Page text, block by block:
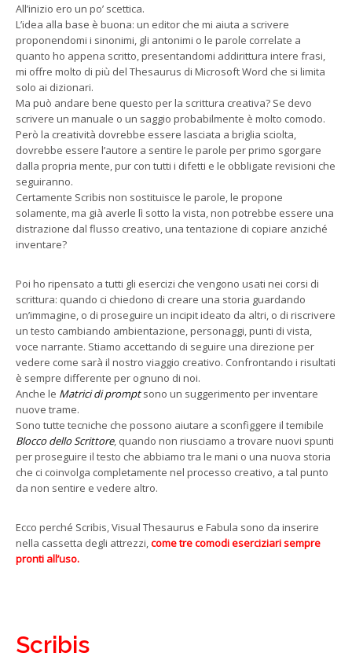
All’inizio ero un po’ scettica.
L’idea alla base è buona: un editor che mi aiuta a scrivere
proponendomi i sinonimi, gli antonimi o le parole correlate a
quanto ho appena scritto, presentandomi addirittura intere frasi,
mi offre molto di più del Thesaurus di Microsoft Word che si limita
solo ai dizionari.
Ma può andare bene questo per la scrittura creativa? Se devo
scrivere un manuale o un saggio probabilmente è molto comodo.
Però la creatività dovrebbe essere lasciata a briglia sciolta,
dovrebbe essere l’autore a sentire le parole per primo sgorgare
dalla propria mente, pur con tutti i difetti e le obbligate revisioni che
seguiranno.
Certamente Scribis non sostituisce le parole, le propone
solamente, ma già averle lì sotto la vista, non potrebbe essere una
distrazione dal flusso creativo, una tentazione di copiare anziché
inventare?
Poi ho ripensato a tutti gli esercizi che vengono usati nei corsi di
scrittura: quando ci chiedono di creare una storia guardando
un’immagine, o di proseguire un incipit ideato da altri, o di riscrivere
un testo cambiando ambientazione, personaggi, punti di vista,
voce narrante. Stiamo accettando di seguire una direzione per
vedere come sarà il nostro viaggio creativo. Confrontando i risultati
è sempre differente per ognuno di noi.
Anche le Matrici di promptsono un suggerimento per inventare
nuove trame.
Sono tutte tecniche che possono aiutare a sconfiggere il temibile
Blocco dello Scrittore, quando non riusciamo a trovare nuovi spunti
per proseguire il testo che abbiamo tra le mani o una nuova storia
che ci coinvolga completamente nel processo creativo, a tal punto
da non sentire e vedere altro.
Ecco perché Scribis, Visual Thesaurus e Fabula sono da inserire
nella cassetta degli attrezzi,come tre comodi eserciziari sempre
pronti all’uso.
Scribis